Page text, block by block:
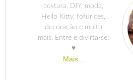
costura, DIY, moda,
Hello Kitty, fofurices,
decoração e muito
mais. Entre e divirta-se!
♥
Mais...